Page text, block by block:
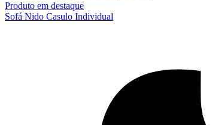
Produto em destaque
Sofá Nido Casulo Individual